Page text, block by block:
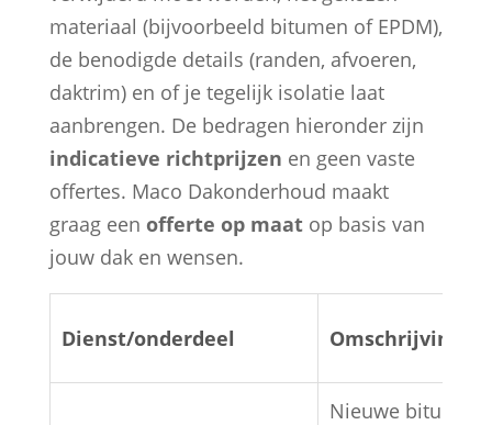
materiaal (bijvoorbeeld bitumen of EPDM),
de benodigde details (randen, afvoeren,
daktrim) en of je tegelijk isolatie laat
aanbrengen. De bedragen hieronder zijn
indicatieve richtprijzen en geen vaste
offertes. Maco Dakonderhoud maakt
graag een offerte op maatop basis van
jouw dak en wensen.
Dienst/onderdeel Omschrijving
Nieuwe